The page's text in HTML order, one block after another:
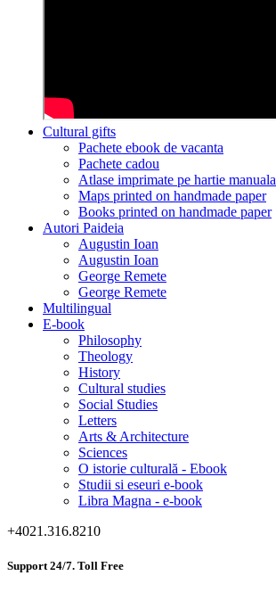
Cultural gifts
Pachete ebook de vacanta
Pachete cadou
Atlase imprimate pe hartie manuala
Maps printed on handmade paper
Books printed on handmade paper
Autori Paideia
Augustin Ioan
Augustin Ioan
George Remete
George Remete
Multilingual
E-book
Philosophy
Theology
History
Cultural studies
Social Studies
Letters
Arts & Architecture
Sciences
O istorie culturală - Ebook
Studii si eseuri e-book
Libra Magna - e-book
+4021.316.8210
Support 24/7. Toll Free